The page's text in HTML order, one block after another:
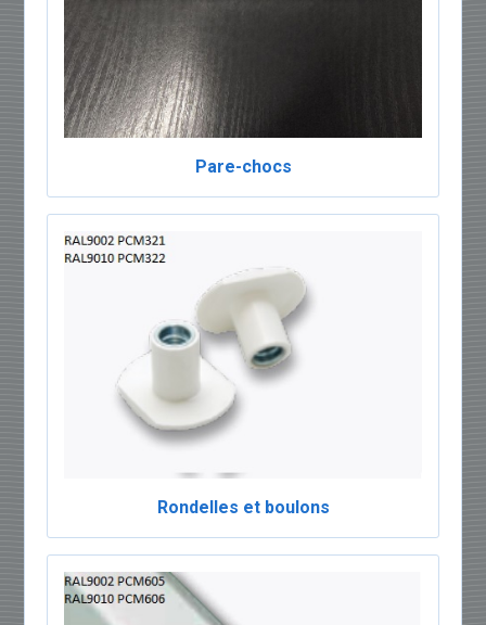
Pare-chocs
Rondelles et boulons